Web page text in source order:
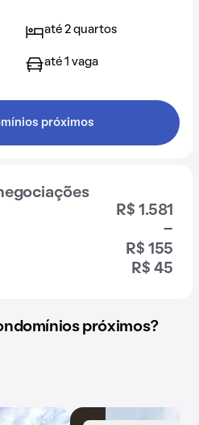
até 2 quartos
até 1 vaga
próximos
R$ 1.581
-
R$ 155
R$ 45
próximos?